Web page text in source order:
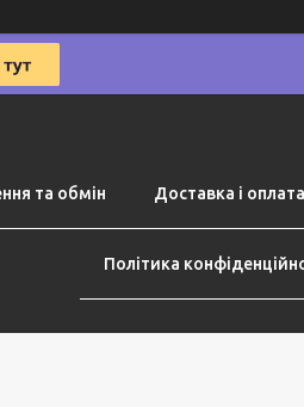
та обмін Доставка і оплата
Політика